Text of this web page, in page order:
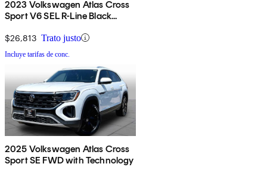
2023 Volkswagen Atlas Cross
Sport V6 SEL R-Line Black
$26,813 Trato justo
Incluye tarifas de conc.
2025 Volkswagen Atlas Cross
Sport SE FWD with Technology